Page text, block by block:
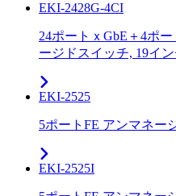
EKI-2428G-4CI
24ポートｘGbE＋4ポ
ージドスイッチ, 19イ
EKI-2525
5ポートFE アンマネー
EKI-2525I